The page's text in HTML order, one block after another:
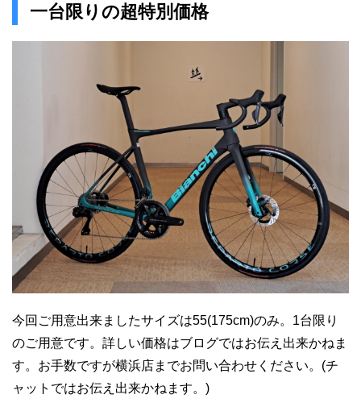
一台限りの超特別価格
今回ご用意出来ましたサイズは55(175cm)のみ。1台限り
のご用意です。詳しい価格はブログではお伝え出来かねま
す。お手数ですが横浜店までお問い合わせください。(チ
ャットではお伝え出来かねます。)